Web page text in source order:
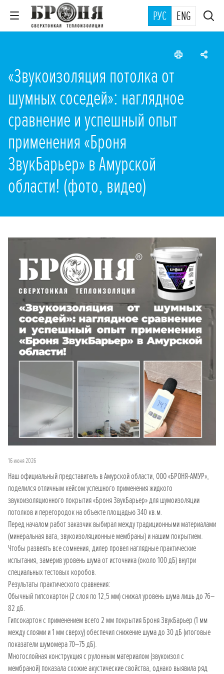
РУС ENG
«Звукоизоляция потолка от
шумных соседей»: наглядное
сравнение и успешный опыт
применения «Броня
ЗвукБарьер» в Амурской
области! (фото, видео)
16 июня 2026
Наш официальный представитель в Амурской области, ООО «БРОНЯ-АМУР»,
поделился отличным кейсом успешного применения жидкого
звукоизоляционного покрытия «Броня ЗвукБарьер» для шумоизоляции
потолков и перегородок на объекте площадью 340 кв.м.
Перед началом работ заказчик выбирал между традиционными материалами
(минеральная вата, звукоизоляционные мембраны) и нашим покрытием.
Чтобы развеять все сомнения, дилер провел наглядные практические
испытания, замерив уровень шума от источника (около 100 дБ) внутри
специальных тестовых коробов.
Результаты практического сравнения:
Обычный гипсокартон (2 слоя по 12,5 мм) снижал уровень шума лишь до 76–
82 дБ.
Гипсокартон с применением всего 2 мм покрытия Броня ЗвукБарьер (1 мм
между слоями и 1 мм сверху) обеспечил снижение шума до 30 дБ (итоговые
показатели шумомера 70–75 дБ).
Многослойная конструкция с рулонным материалом (звукоизол с
мембраной) показала схожие акустические свойства, однако выявила ряд